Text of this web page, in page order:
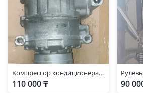
Компрессор кондиционера Ауди ку7 4.2
110 000 ₸ 90